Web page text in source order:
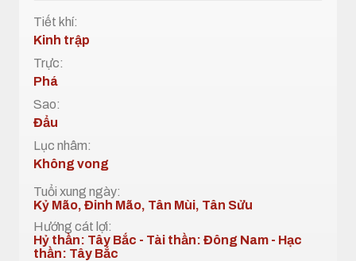
Tiết khí:
Kinh trập
Trực:
Phá
Sao:
Đẩu
Lục nhâm:
Không vong
Tuổi xung ngày:
Kỷ Mão, Đinh Mão, Tân Mùi, Tân Sửu
Hướng cát lợi:
Hỷ thần: Tây Bắc - Tài thần: Đông Nam - Hạc
thần: Tây Bắc